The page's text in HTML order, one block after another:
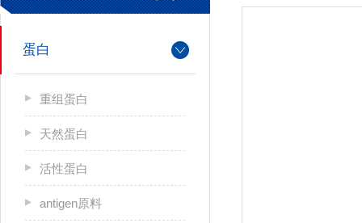
蛋白
重组蛋白
天然蛋白
活性蛋白
antigen原料